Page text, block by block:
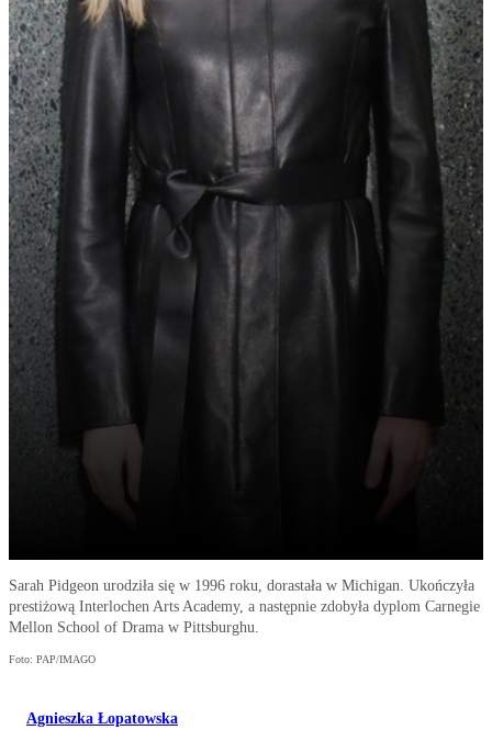
Sarah Pidgeon urodziła się w 1996 roku, dorastała w Michigan. Ukończyła
prestiżową Interlochen Arts Academy, a następnie zdobyła dyplom Carnegie
Mellon School of Drama w Pittsburghu.
Foto: PAP/IMAGO
Agnieszka Łopatowska